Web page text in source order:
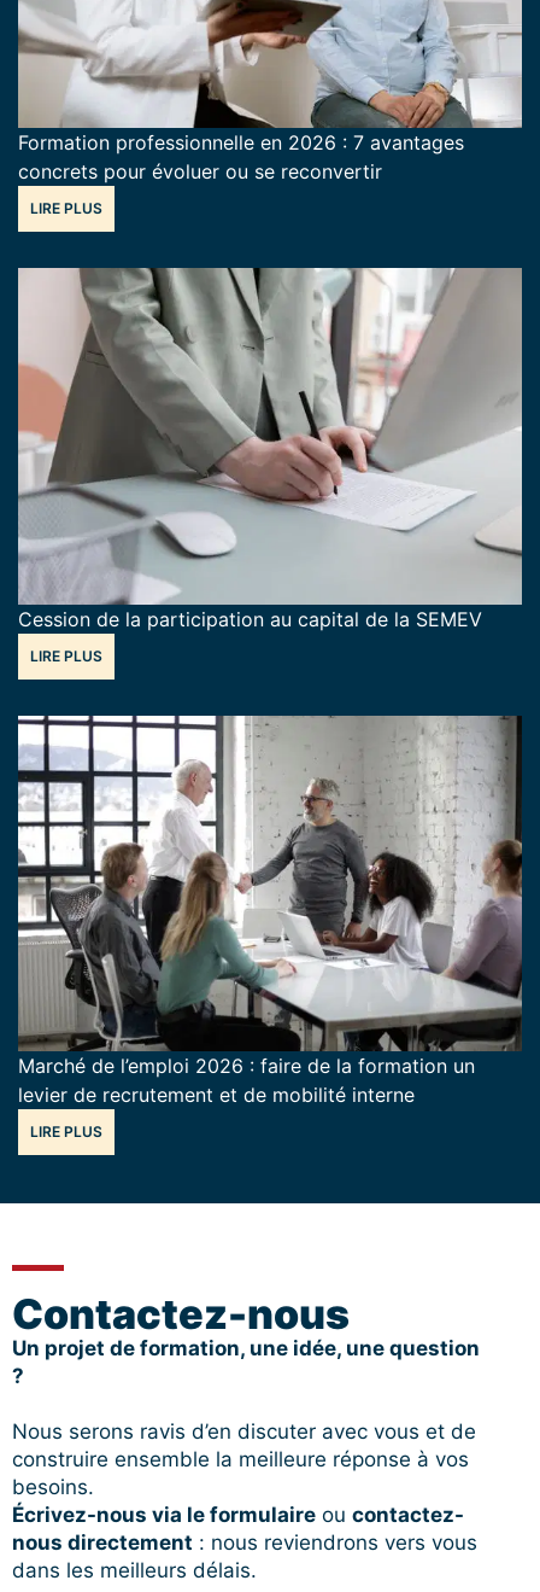
Formation professionnelle en 2026 : 7 avantages
concrets pour évoluer ou se reconvertir
LIRE PLUS
Cession de la participation au capital de la SEMEV
LIRE PLUS
Marché de l’emploi 2026 : faire de la formation un
levier de recrutement et de mobilité interne
LIRE PLUS
Contactez-nous
Un projet de formation, une idée, une question
?
Nous serons ravis d’en discuter avec vous et de
construire ensemble la meilleure réponse à vos
besoins.
Écrivez-nous via le formulaire ou contactez-
nous directement : nous reviendrons vers vous
dans les meilleurs délais.